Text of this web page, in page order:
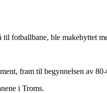
fotballbane, ble makebyttet
fram til begynnelsen av
i Troms.